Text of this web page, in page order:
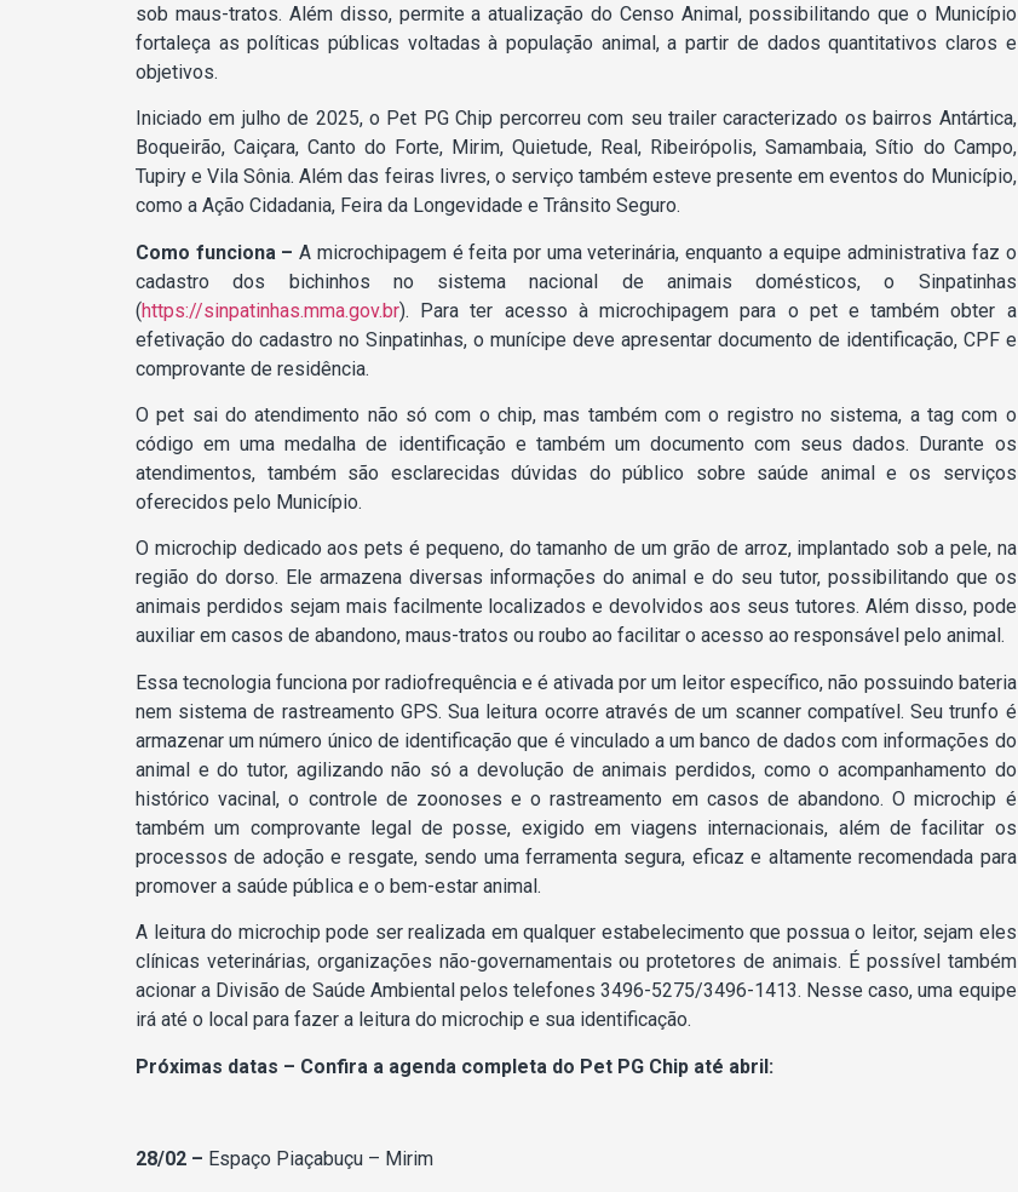
sob maus-tratos. Além disso, permite a atualização do Censo Animal, possibilitando que o Município
fortaleça as políticas públicas voltadas à população animal, a partir de dados quantitativos claros e
objetivos.
Iniciado em julho de 2025, o Pet PG Chip percorreu com seu trailer caracterizado os bairros Antártica,
Boqueirão, Caiçara, Canto do Forte, Mirim, Quietude, Real, Ribeirópolis, Samambaia, Sítio do Campo,
Tupiry e Vila Sônia. Além das feiras livres, o serviço também esteve presente em eventos do Município,
como a Ação Cidadania, Feira da Longevidade e Trânsito Seguro.
Como funciona – A microchipagem é feita por uma veterinária, enquanto a equipe administrativa faz o
cadastro dos bichinhos no sistema nacional de animais domésticos, o Sinpatinhas
(https://sinpatinhas.mma.gov.br). Para ter acesso à microchipagem para o pet e também obter a
efetivação do cadastro no Sinpatinhas, o munícipe deve apresentar documento de identificação, CPF e
comprovante de residência.
O pet sai do atendimento não só com o chip, mas também com o registro no sistema, a tag com o
código em uma medalha de identificação e também um documento com seus dados. Durante os
atendimentos, também são esclarecidas dúvidas do público sobre saúde animal e os serviços
oferecidos pelo Município.
O microchip dedicado aos pets é pequeno, do tamanho de um grão de arroz, implantado sob a pele, na
região do dorso. Ele armazena diversas informações do animal e do seu tutor, possibilitando que os
animais perdidos sejam mais facilmente localizados e devolvidos aos seus tutores. Além disso, pode
auxiliar em casos de abandono, maus-tratos ou roubo ao facilitar o acesso ao responsável pelo animal.
Essa tecnologia funciona por radiofrequência e é ativada por um leitor específico, não possuindo bateria
nem sistema de rastreamento GPS. Sua leitura ocorre através de um scanner compatível. Seu trunfo é
armazenar um número único de identificação que é vinculado a um banco de dados com informações do
animal e do tutor, agilizando não só a devolução de animais perdidos, como o acompanhamento do
histórico vacinal, o controle de zoonoses e o rastreamento em casos de abandono. O microchip é
também um comprovante legal de posse, exigido em viagens internacionais, além de facilitar os
processos de adoção e resgate, sendo uma ferramenta segura, eficaz e altamente recomendada para
promover a saúde pública e o bem-estar animal.
A leitura do microchip pode ser realizada em qualquer estabelecimento que possua o leitor, sejam eles
clínicas veterinárias, organizações não-governamentais ou protetores de animais. É possível também
acionar a Divisão de Saúde Ambiental pelos telefones 3496-5275/3496-1413. Nesse caso, uma equipe
irá até o local para fazer a leitura do microchip e sua identificação.
Próximas datas – Confira a agenda completa do Pet PG Chip até abril:
28/02 – Espaço Piaçabuçu – Mirim